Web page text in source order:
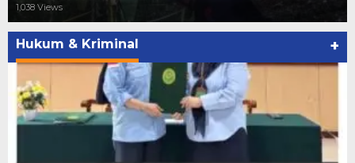
1,038 Views
Hukum & Kriminal +